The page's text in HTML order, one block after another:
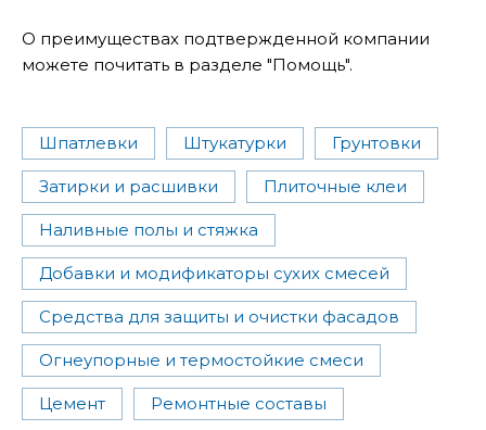
О преимуществах подтвержденной компании
можете почитать в разделе "Помощь".
Шпатлевки Штукатурки Грунтовки
Затирки и расшивки Плиточные клеи
Наливные полы и стяжка
Добавки и модификаторы сухих смесей
Средства для защиты и очистки фасадов
Огнеупорные и термостойкие смеси
Цемент Ремонтные составы